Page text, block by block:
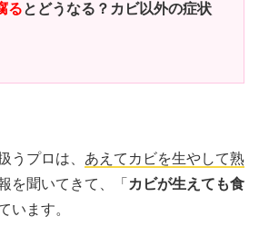
るとどうなる？カビ以外の症状
うプロは、 あえてカビを生やして熟
を聞いてきて、「 カビが生えても食
います。